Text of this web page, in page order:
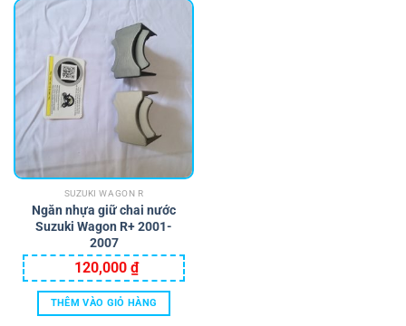
SUZUKI WAGON R
Ngăn nhựa giữ chai nước
Suzuki Wagon R+ 2001-
2007
120,000 ₫
THÊM VÀO GIỎ HÀNG